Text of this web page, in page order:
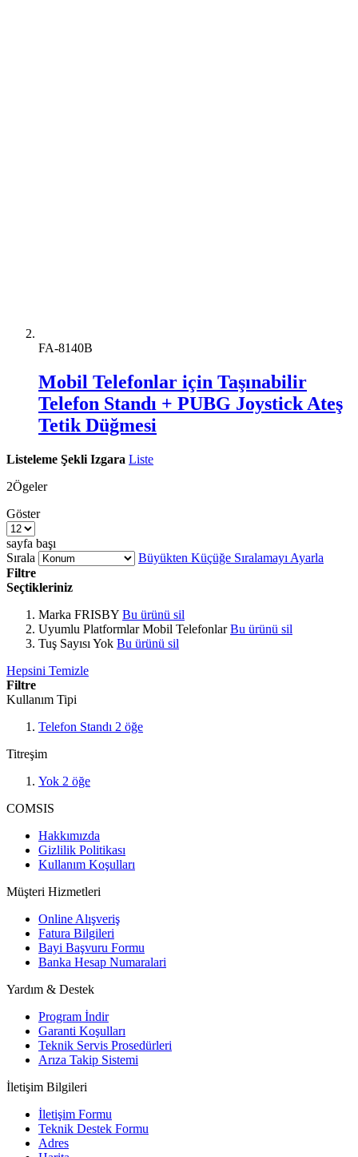
FA-8140B
Mobil Telefonlar için Taşınabilir
Telefon Standı + PUBG Joystick Ateş
Tetik Düğmesi
Listeleme Şekli Izgara Liste
2Ögeler
Göster
sayfa başı
Sırala
Büyükten Küçüğe Sıralamayı Ayarla
Filtre
Seçtikleriniz
Marka FRISBY Bu ürünü sil
Uyumlu Platformlar Mobil Telefonlar Bu ürünü sil
Tuş Sayısı Yok Bu ürünü sil
Hepsini Temizle
Filtre
Kullanım Tipi
Telefon Standı 2 öğe
Titreşim
Yok 2 öğe
COMSIS
Hakkımızda
Gizlilik Politikası
Kullanım Koşulları
Müşteri Hizmetleri
Online Alışveriş
Fatura Bilgileri
Bayi Başvuru Formu
Banka Hesap Numaralari
Yardım & Destek
Program İndir
Garanti Koşulları
Teknik Servis Prosedürleri
Arıza Takip Sistemi
İletişim Bilgileri
İletişim Formu
Teknik Destek Formu
Adres